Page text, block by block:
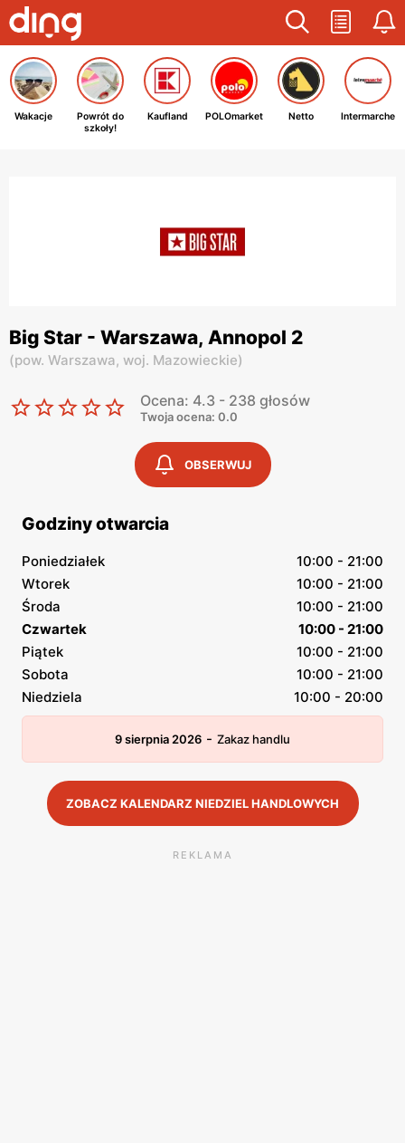
Wakacje
Powrót do
szkoły!
Kaufland POLOmarket Netto Intermarche
Big Star - Warszawa, Annopol 2
(pow. Warszawa, woj. Mazowieckie)
Ocena: 4.3 - 238 głosów
Twoja ocena: 0.0
OBSERWUJ
Godziny otwarcia
Poniedziałek
10:00 - 21:00
Wtorek
10:00 - 21:00
Środa
10:00 - 21:00
Czwartek
10:00 - 21:00
Piątek
10:00 - 21:00
Sobota
10:00 - 21:00
Niedziela
10:00 - 20:00
9 sierpnia 2026 - Zakaz handlu
ZOBACZ KALENDARZ NIEDZIEL HANDLOWYCH
REKLAMA